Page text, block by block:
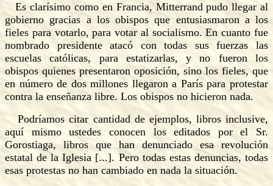
Es clarísimo como en Francia, Mitterrand pudo llegar al
gobierno gracias a los obispos que entusiasmaron a los
fieles para votarlo, para votar al socialismo. En cuanto fue
nombrado presidente atacó con todas sus fuerzas las
escuelas católicas, para estatizarlas, y no fueron los
obispos quienes presentaron oposición, sino los fieles, que
en número de dos millones llegaron a París para protestar
contra la enseñanza libre. Los obispos no hicieron nada.
Podríamos citar cantidad de ejemplos, libros inclusive,
aquí mismo ustedes conocen los editados por el Sr.
Gorostiaga, libros que han denunciado esa revolución
estatal de la Iglesia [...]. Pero todas estas denuncias, todas
esas protestas no han cambiado en nada la situación.